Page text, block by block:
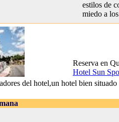
estilos de
miedo a
Reserva en
Hotel Sun
del hotel,un hotel bien